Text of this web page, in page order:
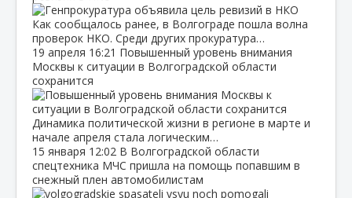
Как сообщалось ранее, в Волгограде пошла волна
проверок НКО. Среди других прокуратура…
19 апреля 16:21 Повышенный уровень внимания
Москвы к ситуации в Волгоградской области
сохранится
Динамика политической жизни в регионе в марте и
начале апреля стала логическим…
15 января 12:02 В Волгоградской области
спецтехника МЧС пришла на помощь попавшим в
снежный плен автомобилистам